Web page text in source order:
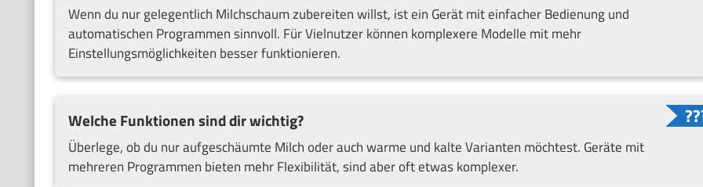
Wenn du nur gelegentlich Milchschaum zubereiten willst, ist ein Gerät mit einfacher Bedienung und
automatischen Programmen sinnvoll. Für Vielnutzer können komplexere Modelle mit mehr
Einstellungsmöglichkeiten besser funktionieren.
Welche Funktionen sind dir wichtig?
Überlege, ob du nur aufgeschäumte Milch oder auch warme und kalte Varianten möchtest. Geräte mit
mehreren Programmen bieten mehr Flexibilität, sind aber oft etwas komplexer.